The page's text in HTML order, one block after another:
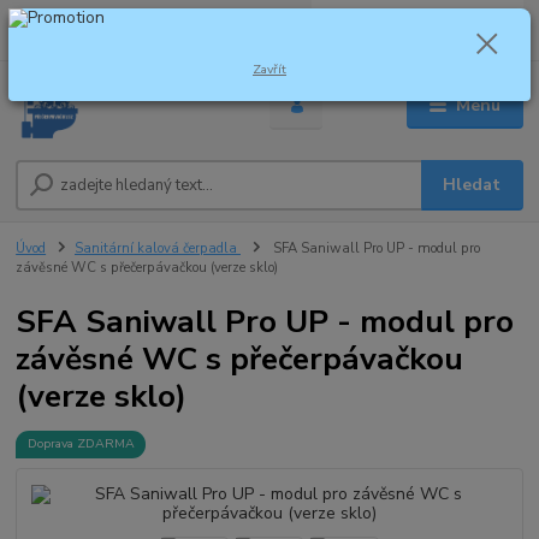
Menu
Hledat
0,00 Kč
Úvod Sanitární kalová čerpadla
SFA Saniwall Pro UP - modul pro
závěsné WC s přečerpávačkou (verze sklo)
SFA Saniwall Pro UP - modul pro
závěsné WC s přečerpávačkou
(verze sklo)
Doprava ZDARMA
Zavřít